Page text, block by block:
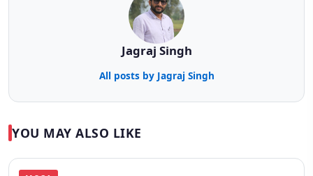
Jagraj Singh
All posts by Jagraj Singh
YOU MAY ALSO LIKE